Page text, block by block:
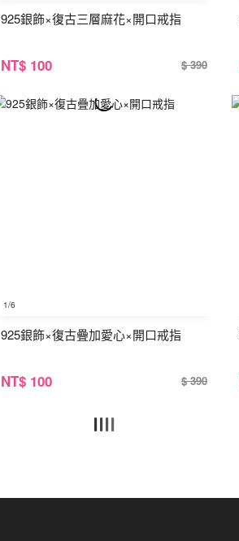
925銀飾×復古三層麻花×開口戒指
NT$ 100 $ 390
1/6
925銀飾×復古疊加愛心×開口戒指
NT$ 100 $ 390